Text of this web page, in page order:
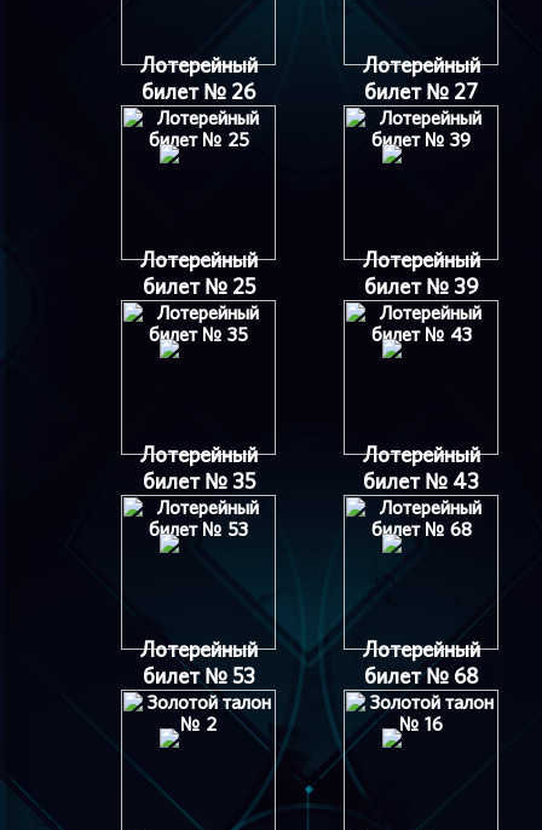
Лотерейный
билет № 26
Лотерейный
билет № 27
Лотерейный
билет № 25
Лотерейный
билет № 39
Лотерейный
билет № 35
Лотерейный
билет № 43
Лотерейный
билет № 53
Лотерейный
билет № 68